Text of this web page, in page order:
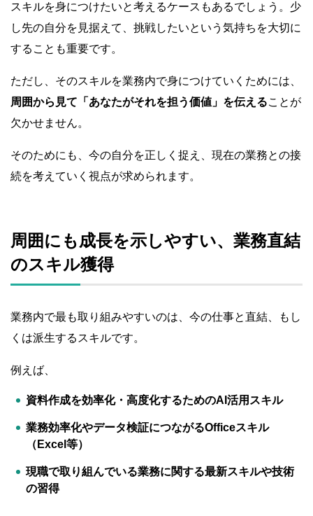
スキルを身につけたいと考えるケースもあるでしょう。少
し先の自分を見据えて、挑戦したいという気持ちを大切に
することも重要です。
ただし、そのスキルを業務内で身につけていくためには、
周囲から見て「あなたがそれを担う価値」を伝えることが
欠かせません。
そのためにも、今の自分を正しく捉え、現在の業務との接
続を考えていく視点が求められます。
周囲にも成長を示しやすい、業務直結
のスキル獲得
業務内で最も取り組みやすいのは、今の仕事と直結、もし
くは派生するスキルです。
例えば、
資料作成を効率化・高度化するためのAI活用スキル
業務効率化やデータ検証につながるOfficeスキル
（Excel等）
現職で取り組んでいる業務に関する最新スキルや技術
の習得